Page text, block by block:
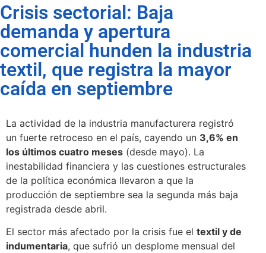
Crisis sectorial: Baja
demanda y apertura
comercial hunden la industria
textil, que registra la mayor
caída en septiembre
La actividad de la industria manufacturera registró
un fuerte retroceso en el país, cayendo un 3,6% en
los últimos cuatro meses (desde mayo). La
inestabilidad financiera y las cuestiones estructurales
de la política económica llevaron a que la
producción de septiembre sea la segunda más baja
registrada desde abril.
El sector más afectado por la crisis fue el textil y de
indumentaria, que sufrió un desplome mensual del